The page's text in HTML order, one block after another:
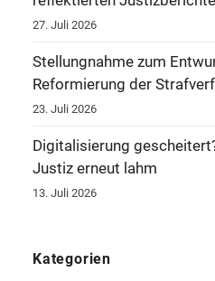
27. Juli 2026
Stellungnahme zum
Reformierung der
23. Juli 2026
Digitalisierung
Justiz erneut lahm
13. Juli 2026
Kategorien